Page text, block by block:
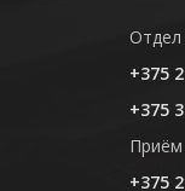
+375
+375
+375